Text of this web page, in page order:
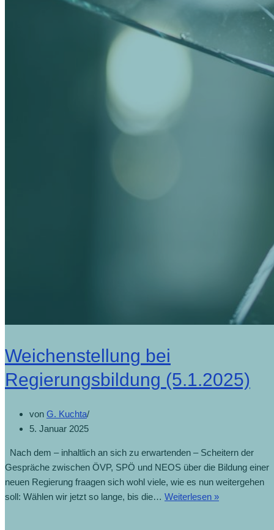
Weichenstellung bei
Regierungsbildung (5.1.2025)
von G. Kuchta
5. Januar 2025
Nach dem – inhaltlich an sich zu erwartenden – Scheitern der
Gespräche zwischen ÖVP, SPÖ und NEOS über die Bildung einer
neuen Regierung fraagen sich wohl viele, wie es nun weitergehen
soll: Wählen wir jetzt so lange, bis die… Weiterlesen »